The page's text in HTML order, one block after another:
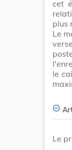
cet
plus
Le
le
Le